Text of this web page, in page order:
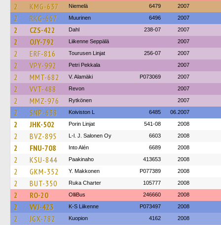
2 KMG-637 Niemelä 6479 2007
2 RKG-667 Muurinen 6496 2007
2 CZS-422 Dahl 238-07 2007
2 OJY-792 Liikenne Seppälä 2007
2 ERF-816 Tourusen Linjat 256-07 2007
2 VPY-992 Petri Pekkala 2007
2 MMT-682 V. Alamäki P073069 2007
2 VVT-488 Revon 2007
2 MMZ-976 Rytkönen 2007
2 SNP-638 Koiviston L 6485 06.2007
2 JHK-502 Porin Linjat 541-08 2008
2 BVZ-895 L-l. J. Salonen Oy 6603 2008
2 FNU-708 Into Alén 6689 2008
2 KSU-844 Paakinaho 413653 2008
2 GKM-352 Y. Makkonen P077389 2008
2 BUT-350 Ruka Charter 105777 2008
2 RO-20 OlliBus 246660 2008
2 VVJ-423 K-S Liikenne P073497 2008
2 JGX-782 Kuopion 4162 2008